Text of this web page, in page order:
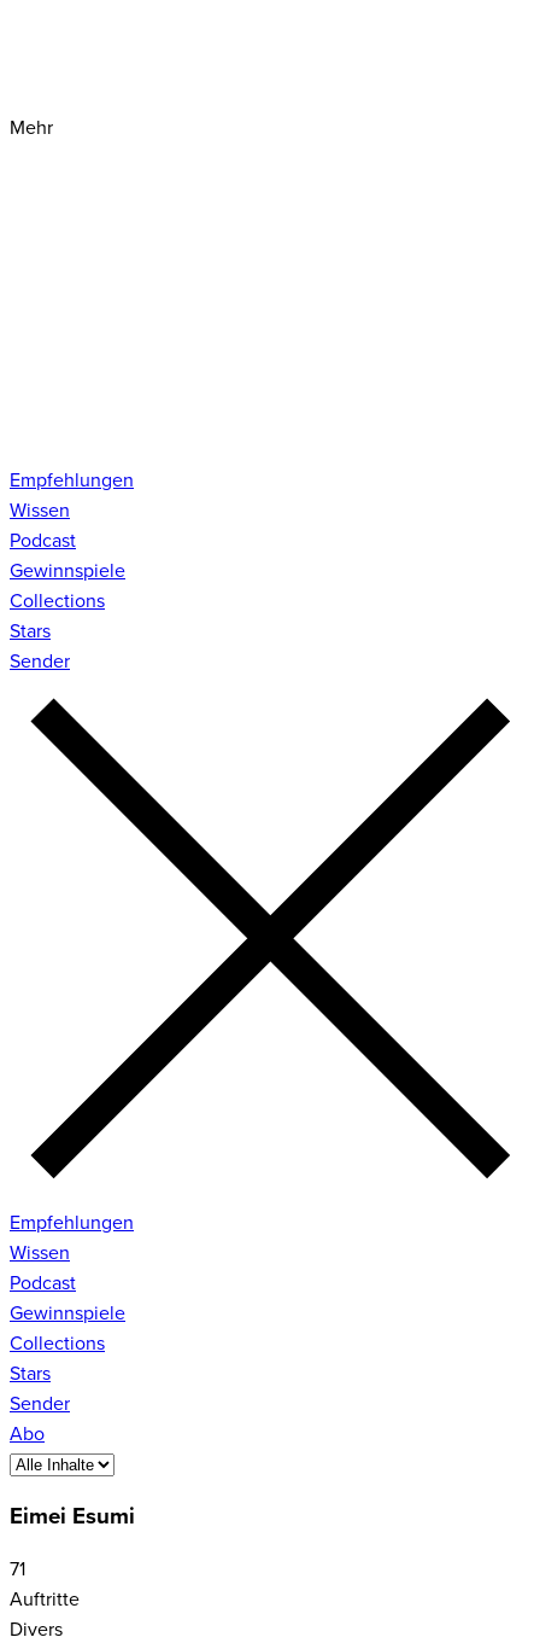
Mehr
Empfehlungen
Wissen
Podcast
Gewinnspiele
Collections
Stars
Sender
Empfehlungen
Wissen
Podcast
Gewinnspiele
Collections
Stars
Sender
Abo
Eimei Esumi
71
Auftritte
Divers